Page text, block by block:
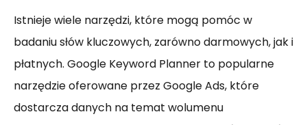
Istnieje wiele narzędzi, które mogą pomóc w
badaniu słów kluczowych, zarówno darmowych, jak i
płatnych. Google Keyword Planner to popularne
narzędzie oferowane przez Google Ads, które
dostarcza danych na temat wolumenu